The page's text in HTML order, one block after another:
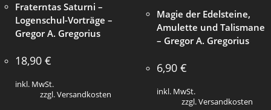
Fraterntas Saturni –
Logenschul-Vorträge –
Gregor A. Gregorius
18,90 €
inkl. MwSt.
zzgl. Versandkosten
Magie der Edelsteine,
Amulette und Talismane
– Gregor A. Gregorius
6,90 €
inkl. MwSt.
zzgl. Versandkosten